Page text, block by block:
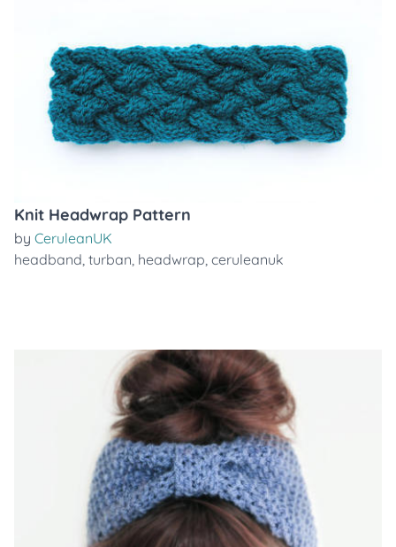
Knit Headwrap Pattern
by CeruleanUK
headband, turban, headwrap, ceruleanuk